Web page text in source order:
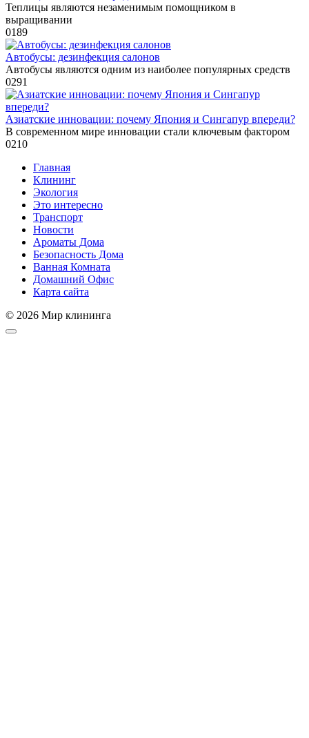
Теплицы являются незаменимым помощником в
выращивании
0189
Автобусы: дезинфекция салонов
Автобусы являются одним из наиболее популярных средств
0291
Азиатские инновации: почему Япония и Сингапур впереди?
В современном мире инновации стали ключевым фактором
0210
Главная
Клининг
Экология
Это интересно
Транспорт
Новости
Ароматы Дома
Безопасность Дома
Ванная Комната
Домашний Офис
Карта сайта
© 2026 Мир клининга